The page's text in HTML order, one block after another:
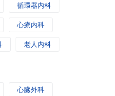
循環器内科
心療内科
老人内科
心臓外科